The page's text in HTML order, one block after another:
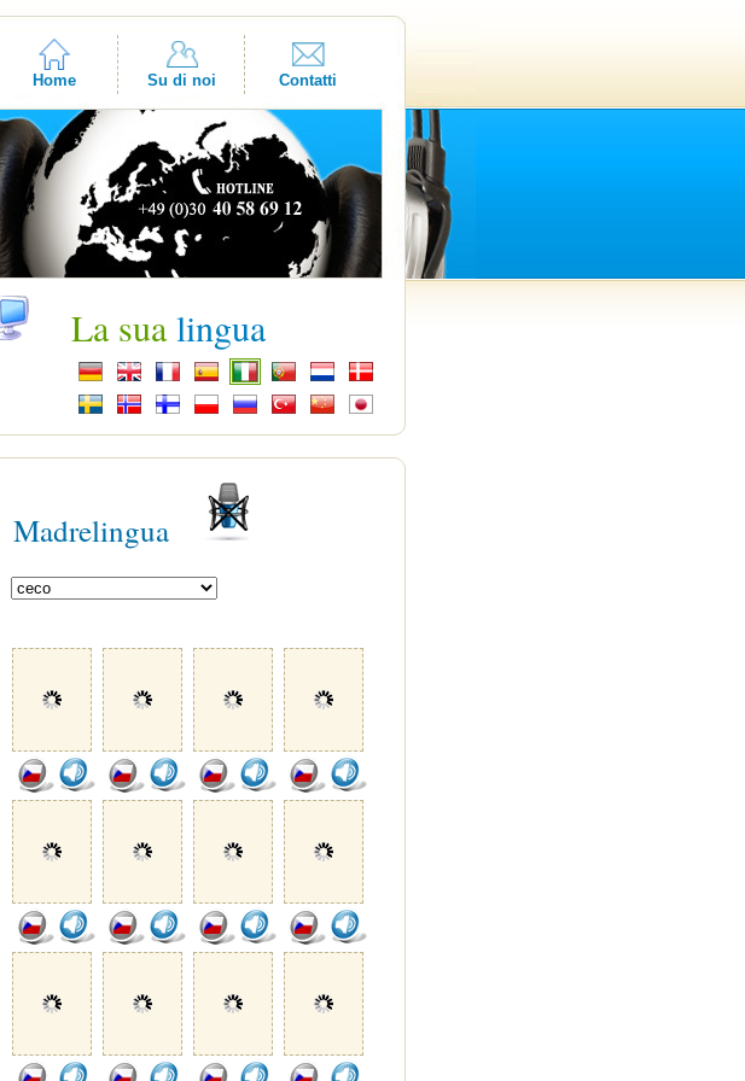
Home Su di noi Contatti
La sualingua
Madrelingua